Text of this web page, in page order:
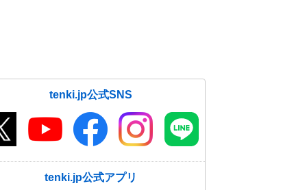
tenki.jp公式SNS
tenki.jp公式アプリ